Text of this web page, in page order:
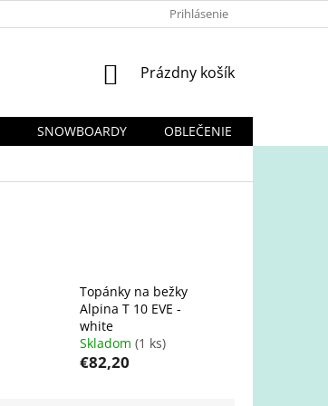
PODMIENKY OCHRANY
Prihlásenie
NÁKUPNÝ
Prázdny košík
SNOWBOARDY OBLEČENIE
Topánky na bežky
Alpina T 10 EVE -
white
Skladom (1 ks)
€82,20